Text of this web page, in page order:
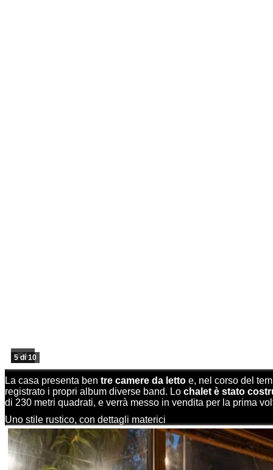
IPA
5 di 10
La casa presenta ben tre camere da letto e, nel corso del
registrato i propri album diverse band. Lo chalet è stato
di 230 metri quadrati, e verrà messo in vendita per la prima
Uno stile rustico, con dettagli materici